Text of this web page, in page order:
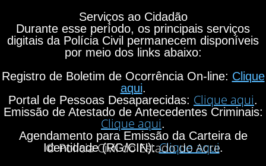
Serviços ao Cidadão
Durante esse período, os principais serviços
digitais da Polícia Civil permanecem disponíveis
por meio dos links abaixo:
Registro de Boletim de Ocorrência On-line: Clique
aqui.
Portal de Pessoas Desaparecidas: Clique aqui.
Emissão de Atestado de Antecedentes Criminais:
Clique aqui.
Agendamento para Emissão da Carteira de
Identidade (RG/CIN):Clique aqui.
© Polícia Civil do Estado do Acre